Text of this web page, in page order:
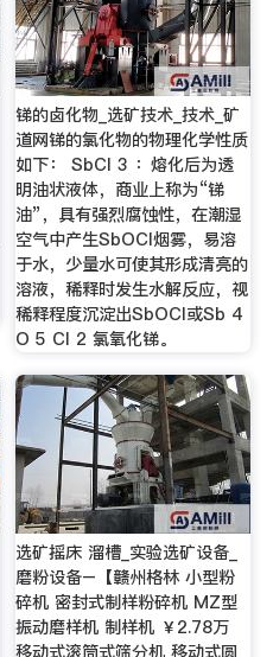
锑的卤化物_选矿技术_技术_矿
道网锑的氯化物的物理化学性质
如下： SbCl 3 ：熔化后为透
明油状液体，商业上称为“锑
油”，具有强烈腐蚀性，在潮湿
空气中产生SbOCl烟雾，易溶
于水，少量水可使其形成清亮的
溶液，稀释时发生水解反应，视
稀释程度沉淀出SbOCl或Sb 4
O 5 Cl 2 氯氧化锑。
选矿摇床 溜槽_实验选矿设备_
磨粉设备–【赣州格林 小型粉
碎机 密封式制样粉碎机 MZ型
振动磨样机 制样机 ￥2.78万